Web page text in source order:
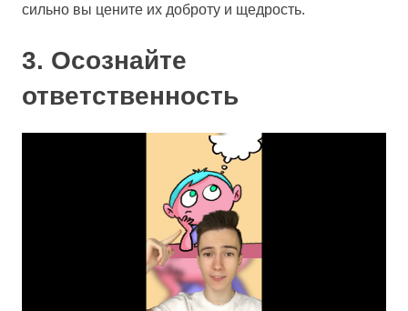
сильно вы цените их доброту и щедрость.
3. Осознайте
ответственность